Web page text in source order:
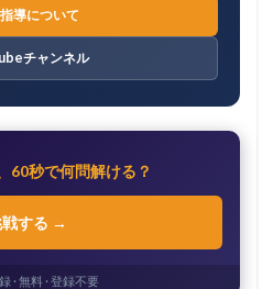
導について
チャンネル
60秒で何問解ける？
する →
· 無料 · 登録不要